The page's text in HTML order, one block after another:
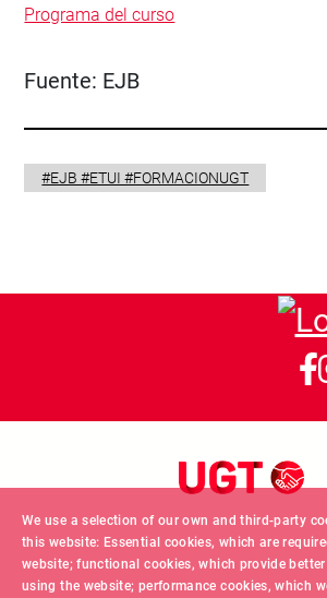
We use a selection of our own and third-party
this website: Essential cookies, which are
website; functional cookies, which provide better
using the website; performance cookies, which
Programa del curso
Fuente: EJB
#EJB #ETUI #FORMACIONUGT